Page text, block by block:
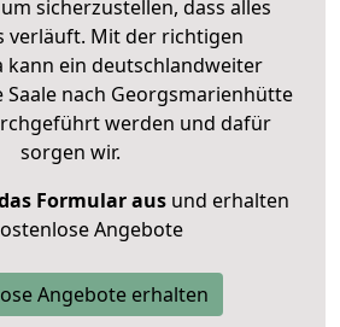
sicherzustellen, dass alles
verläuft. Mit der richtigen
kann ein deutschlandweiter
Saale nach Georgsmarienhütte
werden und dafür
sorgen wir.
Formular ausund erhalten
Angebote
Angebote erhalten